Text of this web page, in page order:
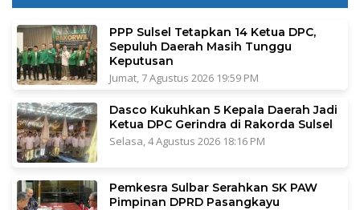
PPP Sulsel Tetapkan 14 Ketua DPC,
Sepuluh Daerah Masih Tunggu
Keputusan
Jumat, 7 Agustus 2026 19:59 PM
Dasco Kukuhkan 5 Kepala Daerah Jadi
Ketua DPC Gerindra di Rakorda Sulsel
Selasa, 4 Agustus 2026 18:16 PM
Pemkesra Sulbar Serahkan SK PAW
Pimpinan DPRD Pasangkayu